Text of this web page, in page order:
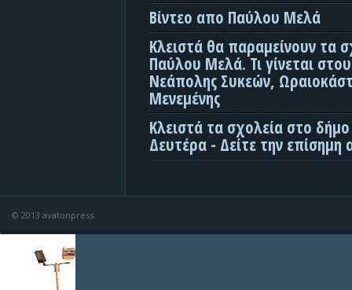
Βίντεο απο Παύλου Μελά
Κλειστά θα παραμείνουν τα
Παύλου Μελά. Τι γίνεται
Νεάπολης Συκεών,
Μενεμένης
Κλειστά τα σχολεία στο
Δευτέρα - Δείτε την επίσημη
© 2013 avatonpress.